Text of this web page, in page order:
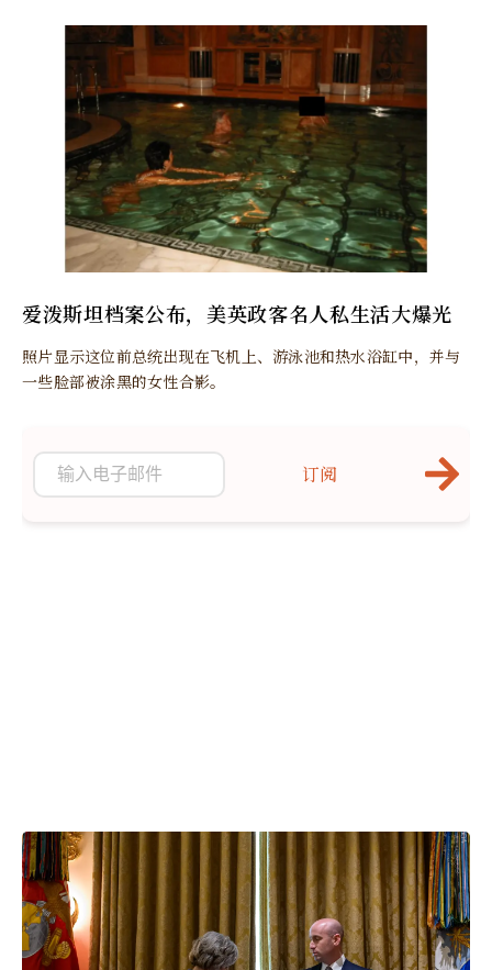
爱泼斯坦档案公布，美英政客名人私生活大爆光
照片显示这位前总统出现在飞机上、游泳池和热水浴缸中，并与
一些脸部被涂黑的女性合影。
订阅